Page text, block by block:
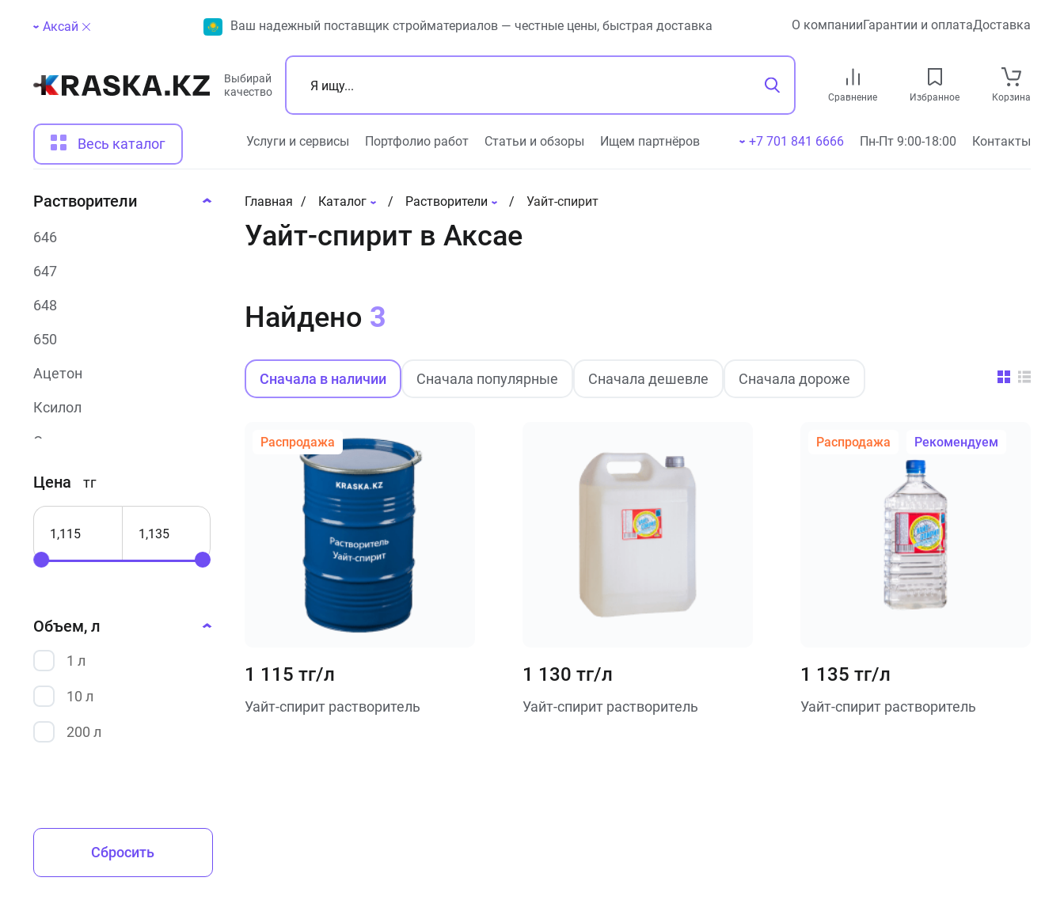
Аксай Ваш надежный поставщик стройматериалов — честные цены, быстрая доставка О компанииГарантии и оплатаДоставка
Выбирай
качество
Сравнение Избранное Корзина
Весь каталог Услуги и сервисы Портфолио работ Статьи и обзоры Ищем партнёров +7 701 841 6666 Пн-Пт 9:00-18:00 Контакты
Растворители
646
647
648
650
Ацетон
Ксилол
Ортоксилол
Р-4
Р-5А
Сольвент
Цена тг
Объем, л
1 л
10 л
200 л
Сбросить
Главная Каталог Растворители Уайт-спирит
Уайт-спирит в Аксае
Сначала в наличии Сначала популярные Сначала дешевле Сначала дороже
Найдено 3
Распродажа
1 115 тг/л
Уайт-спирит растворитель
1 130 тг/л
Уайт-спирит растворитель
Распродажа Рекомендуем
1 135 тг/л
Уайт-спирит растворитель